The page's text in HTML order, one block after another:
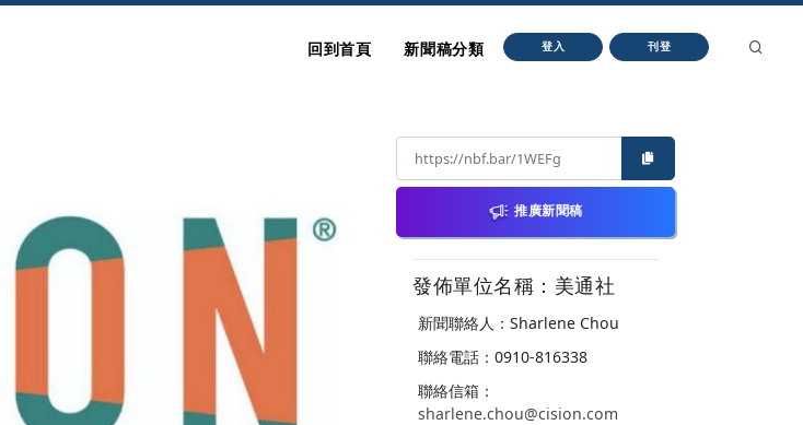
回到首頁 新聞稿分類 登入 刊登
推廣新聞稿
發佈單位名稱：美通社
新聞聯絡人：Sharlene Chou
聯絡電話：0910-816338
聯絡信箱：
sharlene.chou@cision.com